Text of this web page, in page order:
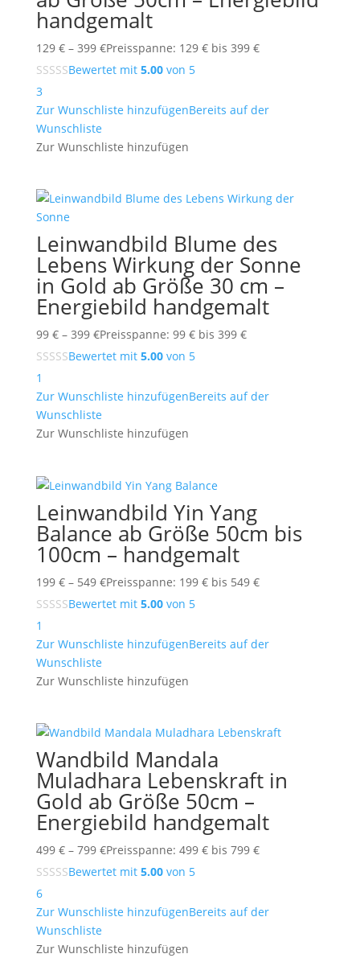
handgemalt
129 € – 399 €Preisspanne: 129 € bis 399 €
Bewertet mit 5.00von 5
3
Zur Wunschliste hinzufügenBereits auf der
Wunschliste
Zur Wunschliste hinzufügen
Leinwandbild Blume des
Lebens Wirkung der Sonne
in Gold ab Größe 30 cm –
Energiebild handgemalt
99 € – 399 €Preisspanne: 99 € bis 399 €
Bewertet mit 5.00von 5
1
Zur Wunschliste hinzufügenBereits auf der
Wunschliste
Zur Wunschliste hinzufügen
Leinwandbild Yin Yang
Balance ab Größe 50cm bis
100cm – handgemalt
199 € – 549 €Preisspanne: 199 € bis 549 €
Bewertet mit 5.00von 5
1
Zur Wunschliste hinzufügenBereits auf der
Wunschliste
Zur Wunschliste hinzufügen
Wandbild Mandala
Muladhara Lebenskraft in
Gold ab Größe 50cm –
Energiebild handgemalt
499 € – 799 €Preisspanne: 499 € bis 799 €
Bewertet mit 5.00von 5
6
Zur Wunschliste hinzufügenBereits auf der
Wunschliste
Zur Wunschliste hinzufügen